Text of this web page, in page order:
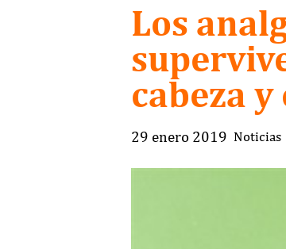
Los
cabeza
29 enero 2019 Noticias